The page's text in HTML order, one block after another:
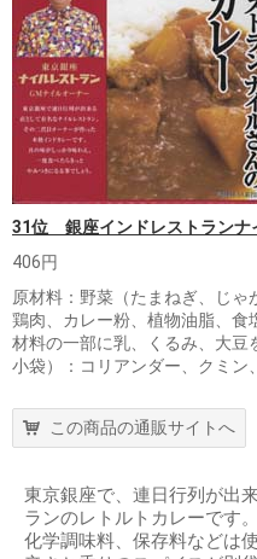
31位 銀座インドレストランナ
406円
原材料：野菜（たまねぎ、じゃ
鶏肉、カレー粉、植物油脂、
材料の一部に乳、くるみ、大
小袋）：コリアンダー、クミン
この商品の通販サイトへ
東京銀座で、連日行列が出
ランのレトルトカレーです。
化学調味料、保存料などは